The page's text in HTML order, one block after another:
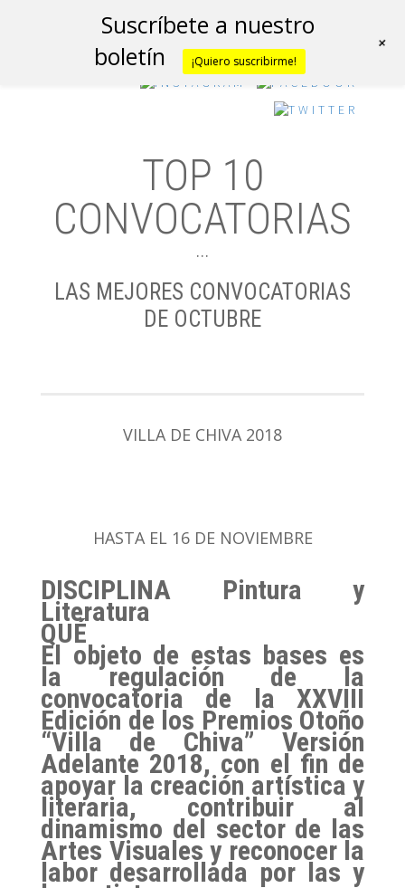
TOP 10
CONVOCATORIAS
…
LAS MEJORES CONVOCATORIAS
DE OCTUBRE
VILLA DE CHIVA 2018
HASTA EL 16 DE NOVIEMBRE
DISCIPLINA Pintura y
Literatura
QUÉ
El objeto de estas bases es
la regulación de la
convocatoria de la XXVIII
Edición de los Premios Otoño
“Villa de Chiva” Versión
Adelante 2018, con el fin de
apoyar la creación artística y
literaria, contribuir al
dinamismo del sector de las
Artes Visuales y reconocer la
labor desarrollada por las y
Suscríbete a nuestro
boletín
¡Quiero suscribirme!
+